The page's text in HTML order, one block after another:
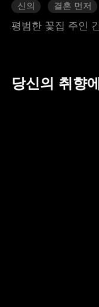
신의 결혼 먼저
현대 도시
당신의 취향